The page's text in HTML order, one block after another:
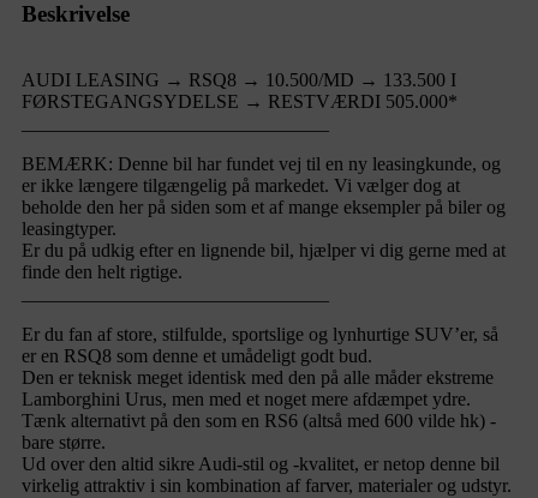
Beskrivelse
AUDI LEASING → RSQ8 → 10.500/MD → 133.500 I
FØRSTEGANGSYDELSE → RESTVÆRDI 505.000*
BEMÆRK: Denne bil har fundet vej til en ny leasingkunde, og
er ikke længere tilgængelig på markedet. Vi vælger dog at
beholde den her på siden som et af mange eksempler på biler og
leasingtyper.
Er du på udkig efter en lignende bil, hjælper vi dig gerne med at
finde den helt rigtige.
Er du fan af store, stilfulde, sportslige og lynhurtige SUV’er, så
er en RSQ8 som denne et umådeligt godt bud.
Den er teknisk meget identisk med den på alle måder ekstreme
Lamborghini Urus, men med et noget mere afdæmpet ydre.
Tænk alternativt på den som en RS6 (altså med 600 vilde hk) -
bare større.
Ud over den altid sikre Audi-stil og -kvalitet, er netop denne bil
virkelig attraktiv i sin kombination af farver, materialer og udstyr.